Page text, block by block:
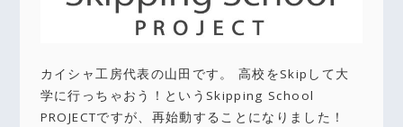
カイシャ工房代表の山田です。 高校をSkipして大
学に行っちゃおう！というSkipping School
PROJECTですが、再始動することになりました！